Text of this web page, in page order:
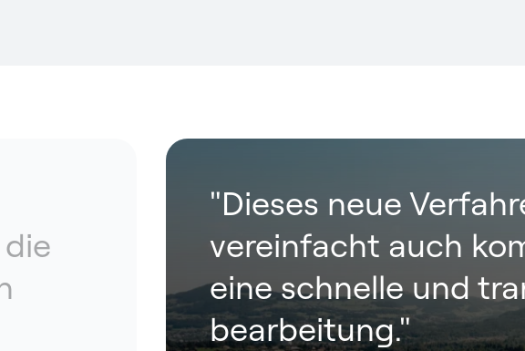
"Dieses neue
vereinfacht auch
eine schnelle und
bearbeitung."